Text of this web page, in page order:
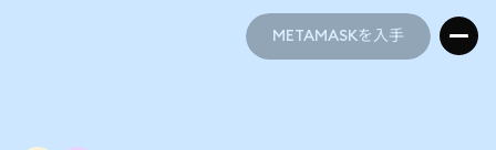
METAMASKを入手